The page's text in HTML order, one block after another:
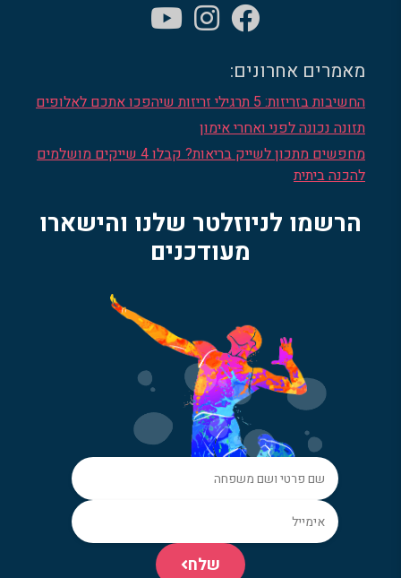
מאמרים אחרונים:
החשיבות בזריזות: 5 תרגילי זריזות שיהפכו אתכם לאלופים
תזונה נכונה לפני ואחרי אימון
מחפשים מתכון לשייק בריאות? קבלו 4 שייקים מושלמים
להכנה ביתית
הרשמו לניוזלטר שלנו והישארו
מעודכנים
שלח